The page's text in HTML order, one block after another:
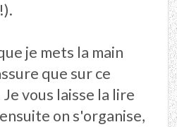
je mets la main
que sur ce
vous laisse la lire
on s'organise,